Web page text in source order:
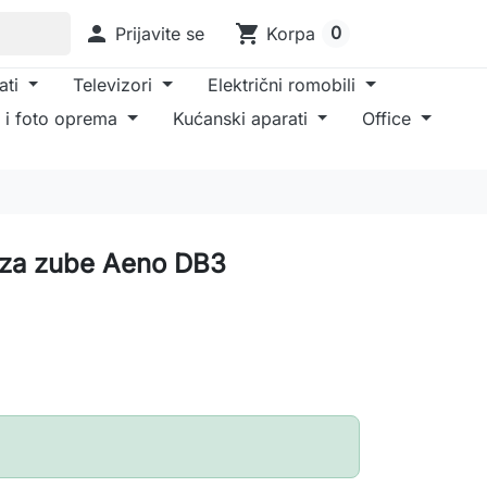
 Prijavite se shopping_cart Korpa 0
Televizori
Električni romobili
i foto oprema Kućanski aparati
Office
zube Aeno DB3